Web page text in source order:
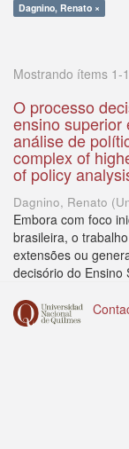
Dagnino, Renato ×
Mostrando ítems 1-
O processo
ensino superior
análise de
complex of
of policy
Dagnino, Renato (
Embora com foco
brasileira, o
extensões ou
decisório do Ensino